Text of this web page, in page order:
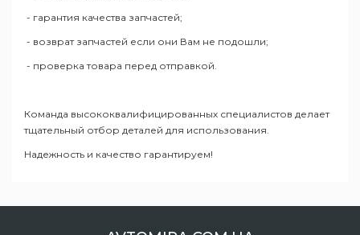
- гарантия качества запчастей;
- возврат запчастей если они Вам не подошли;
- проверка товара перед отправкой.
Команда высококвалифицированных специалистов делает
тщательный отбор деталей для использования.
Надежность и качество гарантируем!